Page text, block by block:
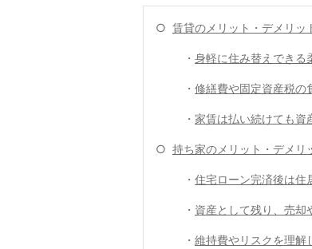
○ 賃貸のメリット・デメリッ
・ 身軽に住み替えできる
・ 修繕費や固定資産税の
・ 家賃は払い続けても資
○ 持ち家のメリット・デメリ
・ 住宅ローン完済後は住
・ 資産として残り、売却
・ 維持費やリスクを理解